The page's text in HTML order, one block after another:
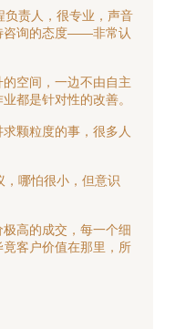
负责人，很专业，声音
咨询的态度——非常认
空间，一边不由自主
都是针对性的改善。
颗粒度的事，很多人
，哪怕很小，但意识
高的成交，每一个细
客户价值在那里，所